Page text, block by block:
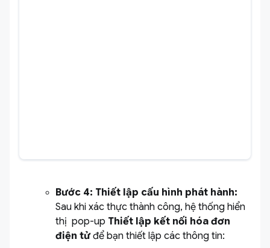
Bước 4: Thiết lập cấu hình phát hành:
Sau khi xác thực thành công, hệ thống hiển
thị pop-up Thiết lập kết nối hóa đơn
điện tửđể bạn thiết lập các thông tin: